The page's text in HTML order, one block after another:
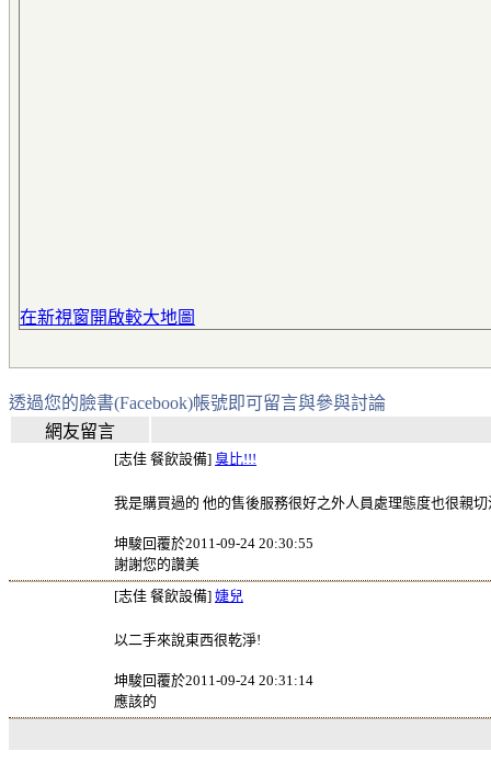
在新視窗開啟較大地圖
透過您的臉書(Facebook)帳號即可留言與參與討論
網友留言
[志佳 餐飲設備] 臭比!!!
我是購買過的 他的售後服務很好之外人員處理態度也很親
坤駿回覆於2011-09-24 20:30:55
謝謝您的讚美
[志佳 餐飲設備] 婕兒
以二手來說東西很乾淨!
坤駿回覆於2011-09-24 20:31:14
應該的